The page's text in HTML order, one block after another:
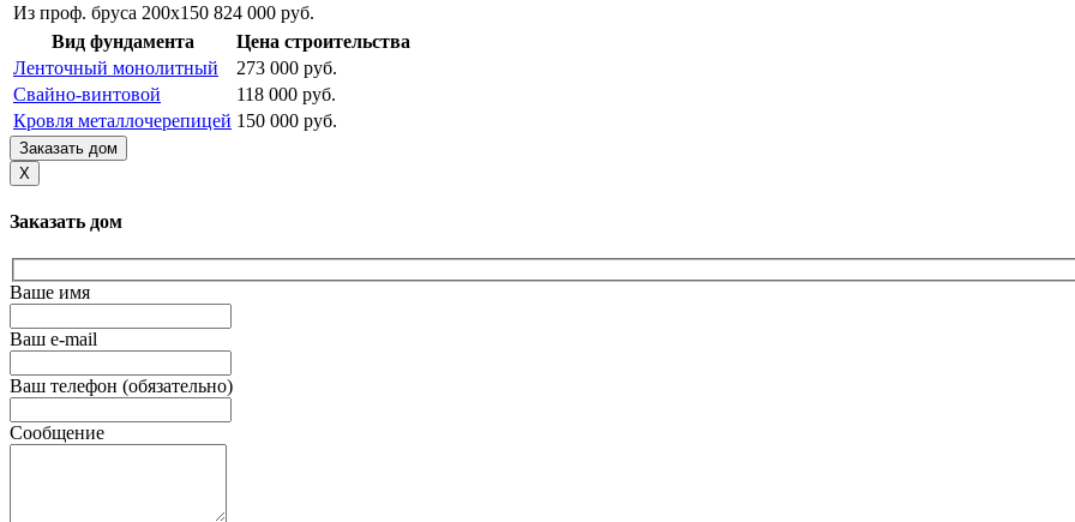
Из проф. бруса 200х150 824 000 руб.
Вид фундамента
Цена строительства
Ленточный монолитный
273 000 руб.
Свайно-винтовой
118 000 руб.
Кровля металлочерепицей 150 000 руб.
Заказать дом
X
Заказать дом
Ваше имя
Ваш e-mail
Ваш телефон (обязательно)
Сообщение